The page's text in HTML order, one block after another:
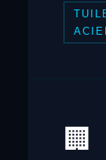
🏢